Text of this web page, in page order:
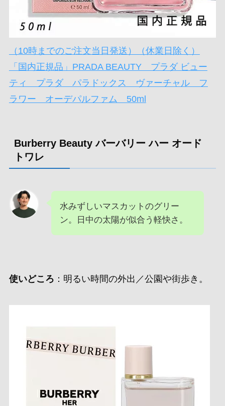
（10時までのご注文当日発送）（休業日除く）
「国内正規品」PRADA BEAUTY プラダ ビュー
ティ プラダ パラドックス ヴァーチャル フ
ラワー オーデパルファム 50ml
Burberry Beauty バーバリー ハー オード
トワレ
水みずしいマスカットのグリー
ン。日中の太陽が似合う軽快さ。
使いどころ ：明るい時間の外出／公園や街歩き。